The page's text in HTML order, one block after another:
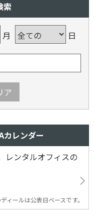
索
月 日
ア
カレンダー
レンタルオフィスの
ィールは公表日ベースです。